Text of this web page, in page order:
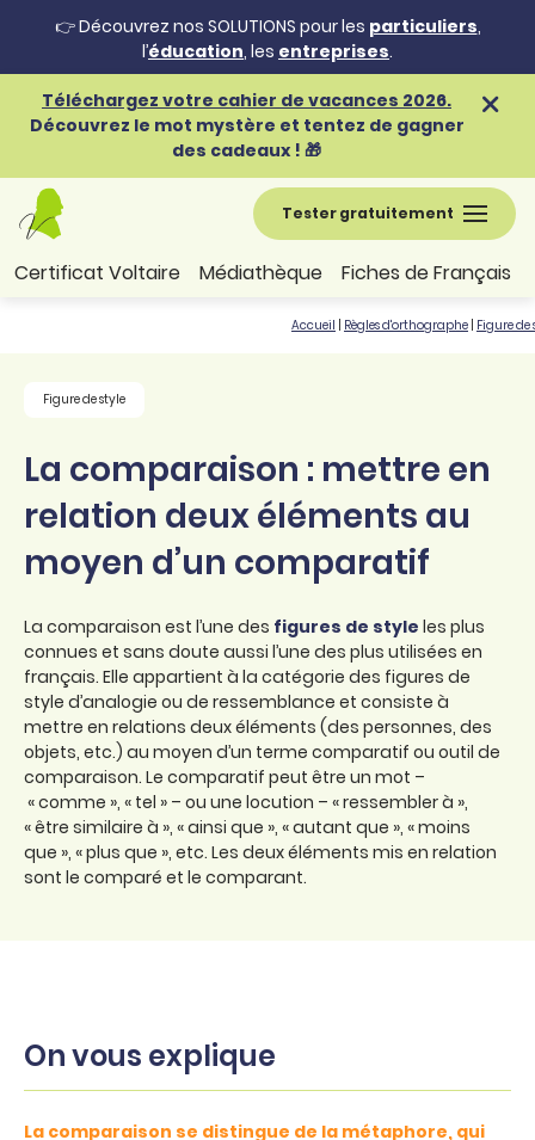
👉 Découvrez nos SOLUTIONS pour les particuliers,
l’éducation, les entreprises.
Téléchargez votre cahier de vacances 2026.
Découvrez le mot mystère et tentez de gagner
des cadeaux ! 🎁
Tester gratuitement
Certificat Voltaire Médiathèque Fiches de Français
Accueil Règles d'orthographe Figure de
Figure de style
La comparaison : mettre en
relation deux éléments au
moyen d’un comparatif
La comparaison est l’une des figures de style les plus
connues et sans doute aussi l’une des plus utilisées en
français. Elle appartient à la catégorie des figures de
style d’analogie ou de ressemblance et consiste à
mettre en relations deux éléments (des personnes, des
objets, etc.) au moyen d’un terme comparatif ou outil de
comparaison. Le comparatif peut être un mot –
« comme », « tel » – ou une locution – « ressembler à »,
« être similaire à », « ainsi que », « autant que », « moins
que », « plus que », etc. Les deux éléments mis en relation
sont le comparé et le comparant.
On vous explique
La comparaison se distingue de la métaphore, qui